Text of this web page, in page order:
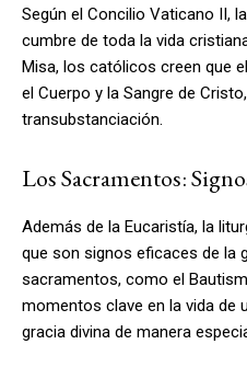
Según el Concilio Vaticano II,
cumbre de toda la vida
Misa, los católicos creen que
el Cuerpo y la Sangre de
transubstanciación.
Los Sacramentos:
Además de la Eucaristía, la
que son signos eficaces de la
sacramentos, como el
momentos clave en la vida de
gracia divina de manera